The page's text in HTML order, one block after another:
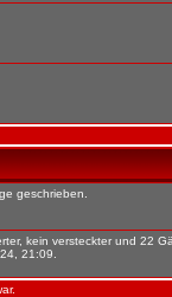
geschrieben.
kein versteckter und 22
21:09.